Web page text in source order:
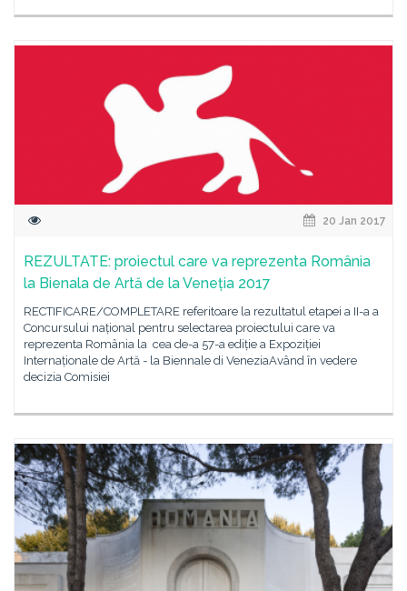
20 Jan 2017
REZULTATE: proiectul care va reprezenta România
la Bienala de Artă de la Veneția 2017
RECTIFICARE/COMPLETARE referitoare la rezultatul etapei a II-a a
Concursului național pentru selectarea proiectului care va
reprezenta România la cea de-a 57-a ediție a Expoziției
Internaționale de Artă - la Biennale di VeneziaAvând în vedere
decizia Comisiei